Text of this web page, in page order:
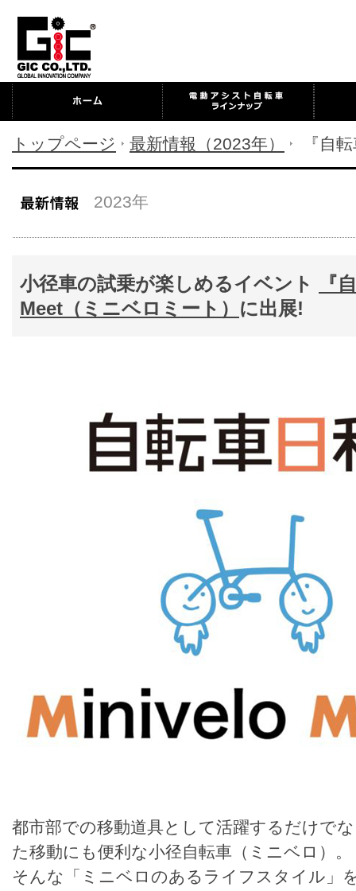
トップページ 最新情報（2023年） 『自
2023年
小径車の試乗が楽しめるイベント
『
Meet（ミニベロミート） に出展!
都市部での移動道具として活躍するだけで
た移動にも便利な小径自転車（ミニベロ）。
そんな「ミニベロのあるライフスタイル」